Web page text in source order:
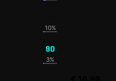
10%
90
3%